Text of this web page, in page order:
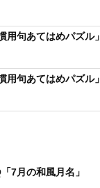
用句あてはめパズル」
用句あてはめパズル」
7月の和風月名」